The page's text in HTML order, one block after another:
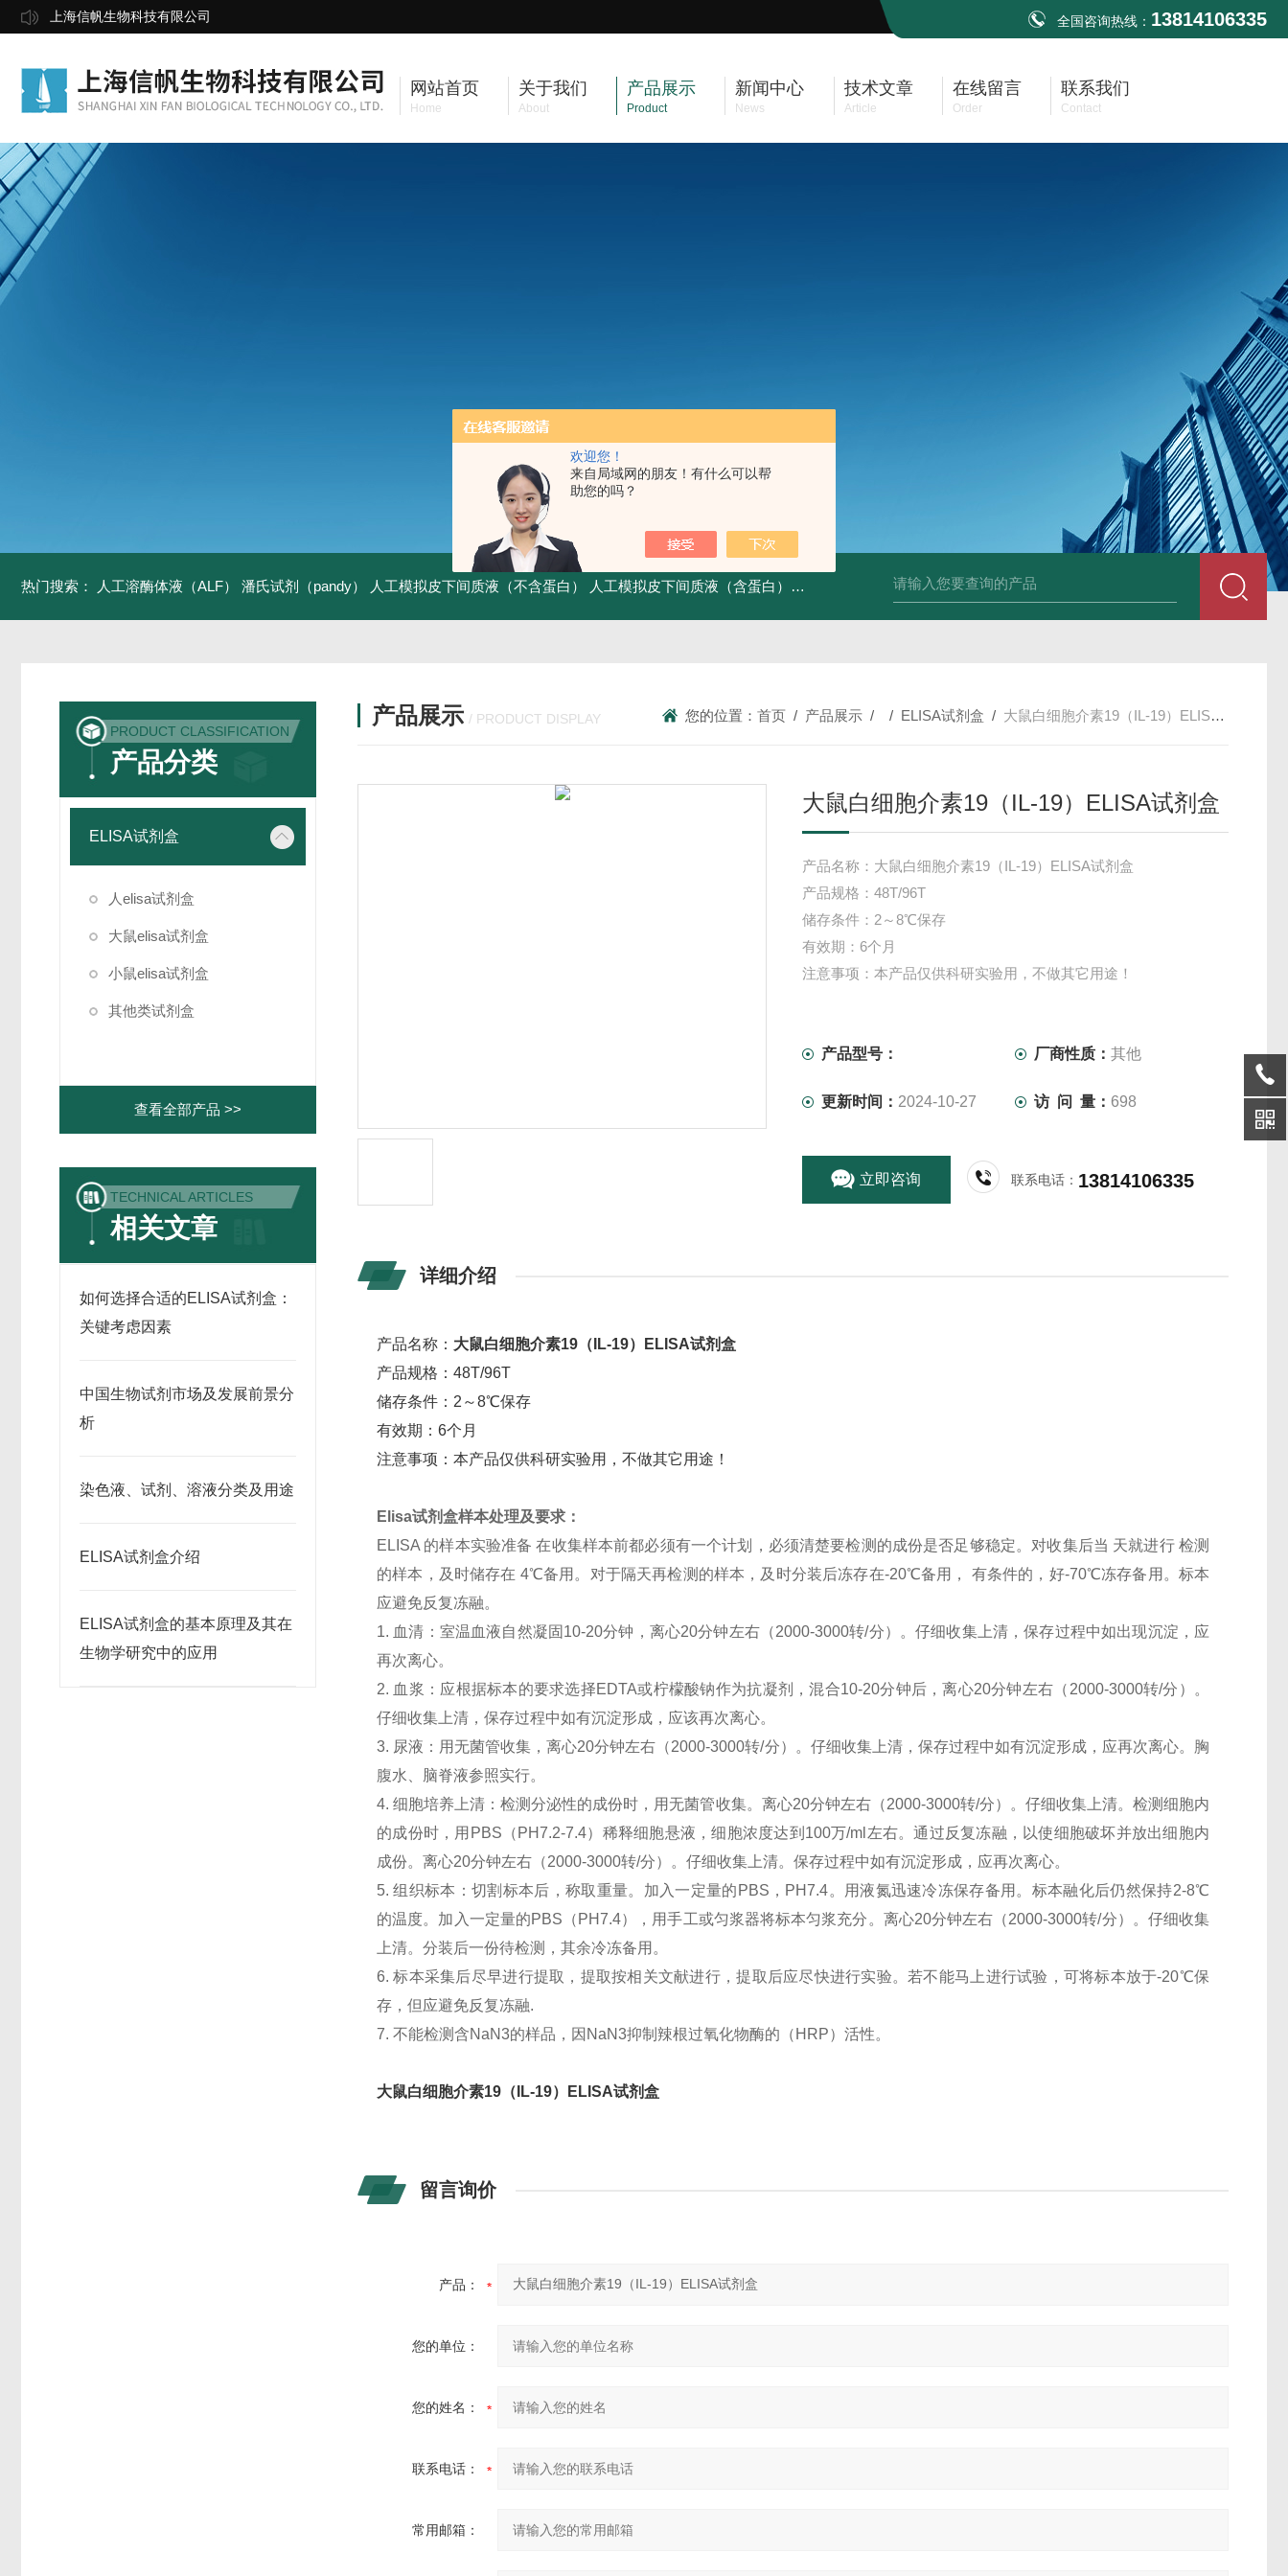
欢迎您！
来自局域网的朋友！有什么可以帮
助您的吗？
上海信帆生物科技有限公司 全国咨询热线： 13814106335
网站首页
Home
关于我们
About
产品展示
Product
新闻中心
News
技术文章
Article
在线留言
Order
联系我们
Contact
热门搜索： 人工溶酶体液（ALF） 潘氏试剂（pandy） 人工模拟皮下间质液（不含蛋白） 人工模拟皮下间质液（含蛋白） FITC标记小鼠抗His tag 组织细胞固定液（8％，PFA） 总胆汁酸（TBA）质
PRODUCT CLASSIFICATION
产品分类
ELISA试剂盒
人elisa试剂盒
大鼠elisa试剂盒
小鼠elisa试剂盒
其他类试剂盒
查看全部产品 >>
TECHNICAL ARTICLES
相关文章
如何选择合适的ELISA试剂盒：
关键考虑因素
中国生物试剂市场及发展前景分
析
染色液、试剂、溶液分类及用途
ELISA试剂盒介绍
ELISA试剂盒的基本原理及其在
生物学研究中的应用
产品展示 / PRODUCT DISPLAY 您的位置：首页 / 产品展示 / / ELISA试剂盒 / 大鼠白细胞介素19（IL-19）ELISA试剂盒
大鼠白细胞介素19（IL-19）ELISA试剂盒
产品名称：大鼠白细胞介素19（IL-19）ELISA试剂盒
产品规格：48T/96T
储存条件：2～8℃保存
有效期：6个月
注意事项：本产品仅供科研实验用，不做其它用途！
产品型号： 厂商性质：其他
更新时间： 2024-10-27 访 问 量： 698
立即咨询 联系电话： 13814106335
详细介绍
产品名称： 大鼠白细胞介素19（IL-19）ELISA试剂盒
产品规格：48T/96T
储存条件：2～8℃保存
有效期：6个月
注意事项：本产品仅供科研实验用，不做其它用途！
Elisa试剂盒样本处理及要求：
ELISA 的样本实验准备 在收集样本前都必须有一个计划，必须清楚要检测的成份是否足够稳定。对收集后当 天就进行 检测
的样本，及时储存在 4℃备用。对于隔天再检测的样本，及时分装后冻存在-20℃备用， 有条件的，好-70℃冻存备用。标本
应避免反复冻融。
1. 血清：室温血液自然凝固10-20分钟，离心20分钟左右（2000-3000转/分）。仔细收集上清，保存过程中如出现沉淀，应
再次离心。
2. 血浆：应根据标本的要求选择EDTA或柠檬酸钠作为抗凝剂，混合10-20分钟后，离心20分钟左右（2000-3000转/分）。
仔细收集上清，保存过程中如有沉淀形成，应该再次离心。
3. 尿液：用无菌管收集，离心20分钟左右（2000-3000转/分）。仔细收集上清，保存过程中如有沉淀形成，应再次离心。胸
腹水、脑脊液参照实行。
4. 细胞培养上清：检测分泌性的成份时，用无菌管收集。离心20分钟左右（2000-3000转/分）。仔细收集上清。检测细胞内
的成份时，用PBS（PH7.2-7.4）稀释细胞悬液，细胞浓度达到100万/ml左右。通过反复冻融，以使细胞破坏并放出细胞内
成份。离心20分钟左右（2000-3000转/分）。仔细收集上清。保存过程中如有沉淀形成，应再次离心。
5. 组织标本：切割标本后，称取重量。加入一定量的PBS，PH7.4。用液氮迅速冷冻保存备用。标本融化后仍然保持2-8℃
的温度。加入一定量的PBS（PH7.4），用手工或匀浆器将标本匀浆充分。离心20分钟左右（2000-3000转/分）。仔细收集
上清。分装后一份待检测，其余冷冻备用。
6. 标本采集后尽早进行提取，提取按相关文献进行，提取后应尽快进行实验。若不能马上进行试验，可将标本放于-20℃保
存，但应避免反复冻融.
7. 不能检测含NaN3的样品，因NaN3抑制辣根过氧化物酶的（HRP）活性。
大鼠白细胞介素19（IL-19）ELISA试剂盒
留言询价
产品：
您的单位：
您的姓名：
联系电话：
常用邮箱：